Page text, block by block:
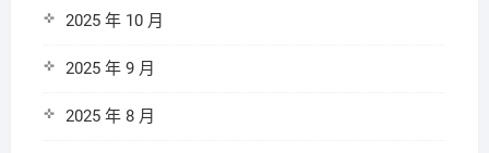
2025 年 10 月
2025 年 9 月
2025 年 8 月